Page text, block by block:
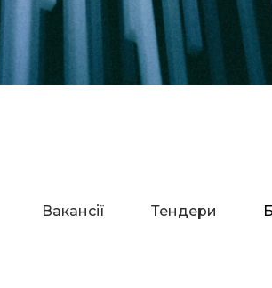
Вакансії Тендери